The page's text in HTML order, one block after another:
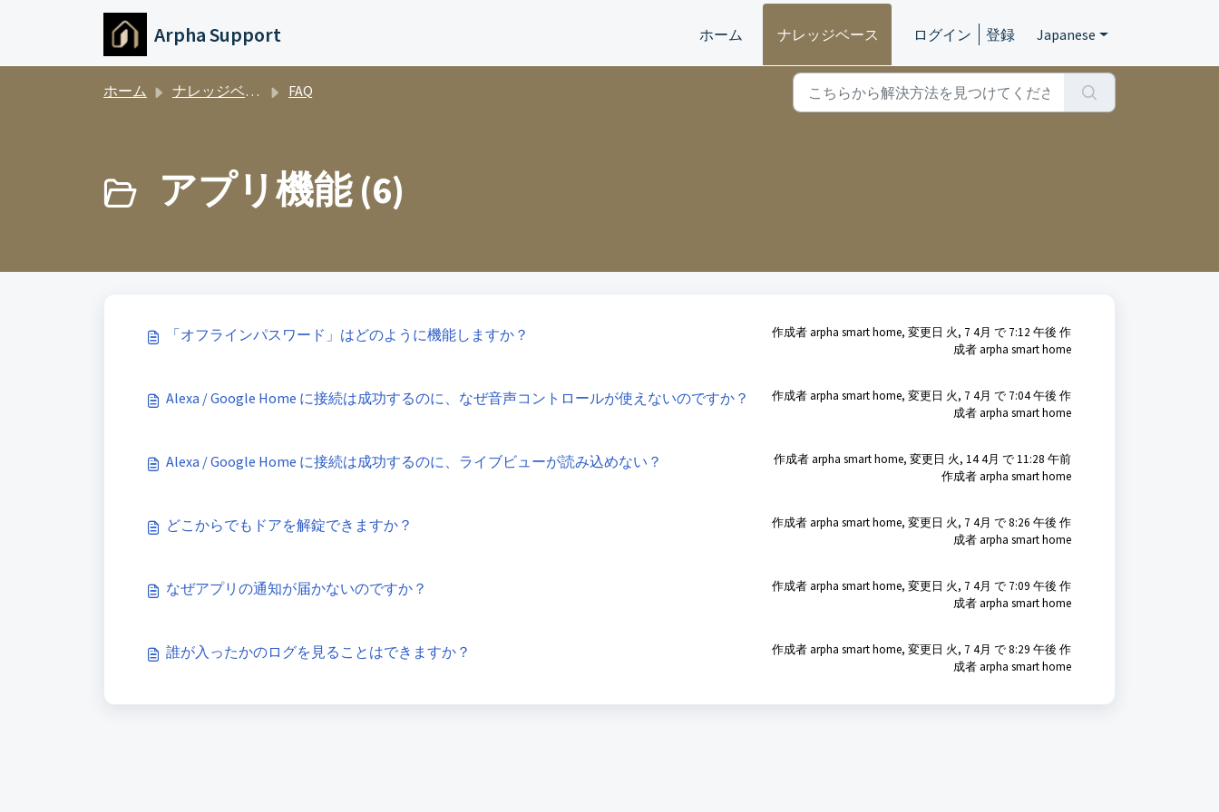
メインコンテンツに移動
Arpha Support ホーム ナレッジベース ログイン 登録 Japanese
ホーム ナレッジベース FAQ
アプリ機能 (6)
「オフラインパスワード」はどのように機能しますか？
作成者 arpha smart home, 変更日 火, 7 4月 で 7:12 午後 作
成者 arpha smart home
Alexa / Google Home に接続は成功するのに、なぜ音声コントロールが使えないのですか？
作成者 arpha smart home, 変更日 火, 7 4月 で 7:04 午後 作
成者 arpha smart home
Alexa / Google Home に接続は成功するのに、ライブビューが読み込めない？
作成者 arpha smart home, 変更日 火, 14 4月 で 11:28 午前
作成者 arpha smart home
どこからでもドアを解錠できますか？
作成者 arpha smart home, 変更日 火, 7 4月 で 8:26 午後 作
成者 arpha smart home
なぜアプリの通知が届かないのですか？
作成者 arpha smart home, 変更日 火, 7 4月 で 7:09 午後 作
成者 arpha smart home
誰が入ったかのログを見ることはできますか？
作成者 arpha smart home, 変更日 火, 7 4月 で 8:29 午後 作
成者 arpha smart home